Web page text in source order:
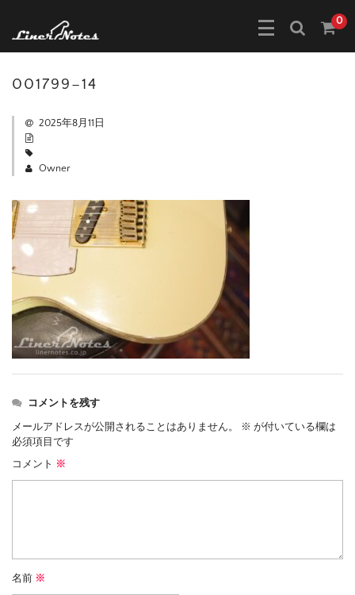
0
001799–14
2025年8月11日
Owner
コメントを残す
メールアドレスが公開されることはありません。 ※ が付いている欄は
必須項目です
コメント ※
名前 ※